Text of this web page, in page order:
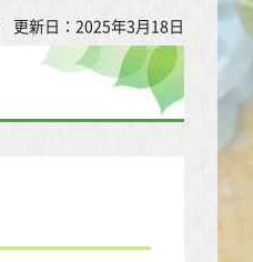
更新日：2025年3月18日